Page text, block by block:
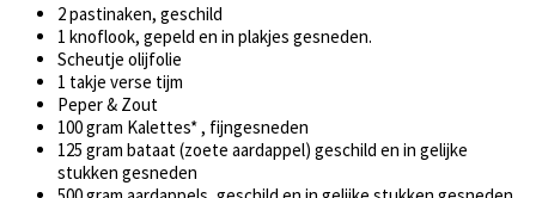
2 pastinaken, geschild
1 knoflook, gepeld en in plakjes gesneden.
Scheutje olijfolie
1 takje verse tijm
Peper & Zout
100 gram Kalettes* , fijngesneden
125 gram bataat (zoete aardappel) geschild en in gelijke
stukken gesneden